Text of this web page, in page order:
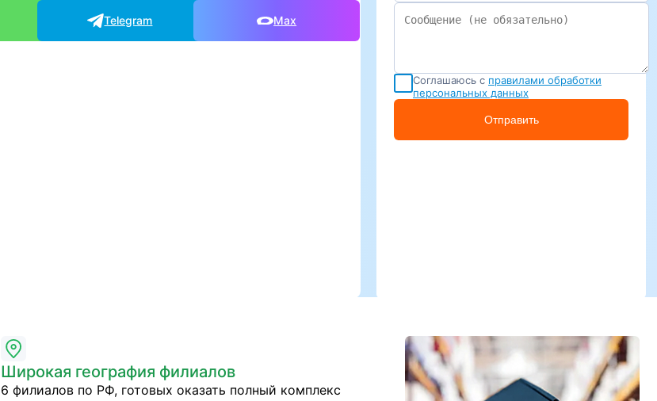
Telegram Max
Соглашаюсь с правилами обработки
персональных данных
Отправить
Широкая география филиалов
6 филиалов по РФ, готовых оказать полный комплекс